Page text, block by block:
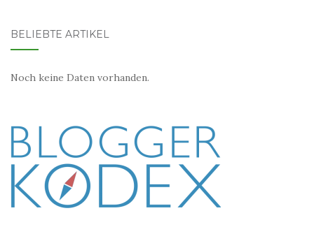
BELIEBTE ARTIKEL
Noch keine Daten vorhanden.